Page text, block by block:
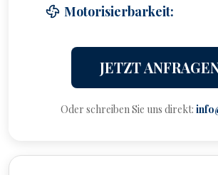
Motorisierbarkeit:
JETZT
Oder schreiben Sie uns direkt: